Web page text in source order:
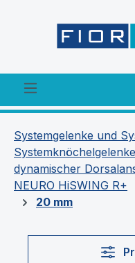
Systemgelenke und
Systemknöchelgelenke
dynamischer
NEURO HiSWING R+
20 mm